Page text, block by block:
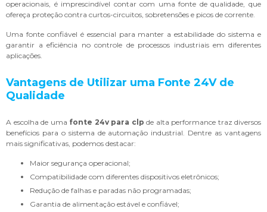
operacionais, é imprescindível contar com uma fonte de qualidade, que
ofereça proteção contra curtos-circuitos, sobretensões e picos de corrente.
Uma fonte confiável é essencial para manter a estabilidade do sistema e
garantir a eficiência no controle de processos industriais em diferentes
aplicações.
Vantagens de Utilizar uma Fonte 24V de
Qualidade
A escolha de uma fonte 24v para clp de alta performance traz diversos
benefícios para o sistema de automação industrial. Dentre as vantagens
mais significativas, podemos destacar:
Maior segurança operacional;
Compatibilidade com diferentes dispositivos eletrônicos;
Redução de falhas e paradas não programadas;
Garantia de alimentação estável e confiável;